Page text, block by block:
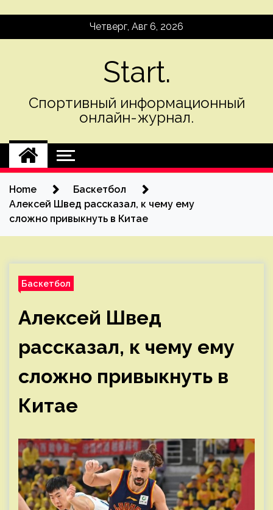
Четверг, Авг 6, 2026
Start.
Спортивный информационный
онлайн-журнал.
Home
Баскетбол
Алексей Швед рассказал, к чему ему
сложно привыкнуть в Китае
Баскетбол
Алексей Швед
рассказал, к чему ему
сложно привыкнуть в
Китае